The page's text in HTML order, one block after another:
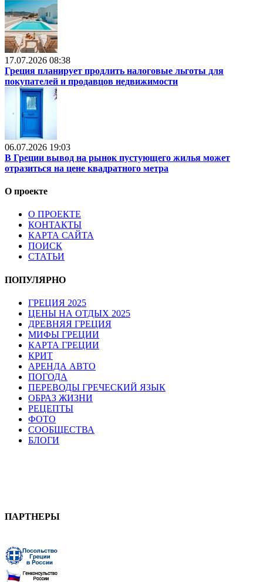
17.07.2026 08:38
Греция планирует продлить налоговые льготы для
покупателей и продавцов недвижимости
06.07.2026 19:03
В Греции вывод на рынок пустующего жилья может
отразиться на цене квадратного метра
О проекте
О ПРОЕКТЕ
КОНТАКТЫ
КАРТА САЙТА
ПОИСК
СТАТЬИ
ПОПУЛЯРНО
ГРЕЦИЯ 2025
ЦЕНЫ НА ОТДЫХ 2025
ДРЕВНЯЯ ГРЕЦИЯ
МИФЫ ГРЕЦИИ
КАРТА ГРЕЦИИ
КРИТ
АРЕНДА АВТО
ПОГОДА
ПЕРЕВОДЫ ГРЕЧЕСКИЙ ЯЗЫК
ОБРАЗ ЖИЗНИ
РЕЦЕПТЫ
ФОТО
СООБЩЕСТВА
БЛОГИ
ПАРТНЕРЫ